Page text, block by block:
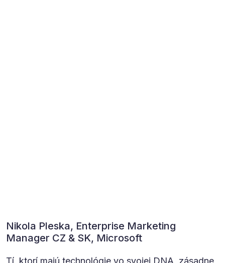
Nikola Pleska, Enterprise Marketing
Manager CZ & SK, Microsoft
Tí, ktorí majú technológie vo svojej DNA, zásadne